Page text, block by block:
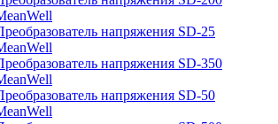
напряжения SD-25
напряжения SD-350
напряжения SD-50